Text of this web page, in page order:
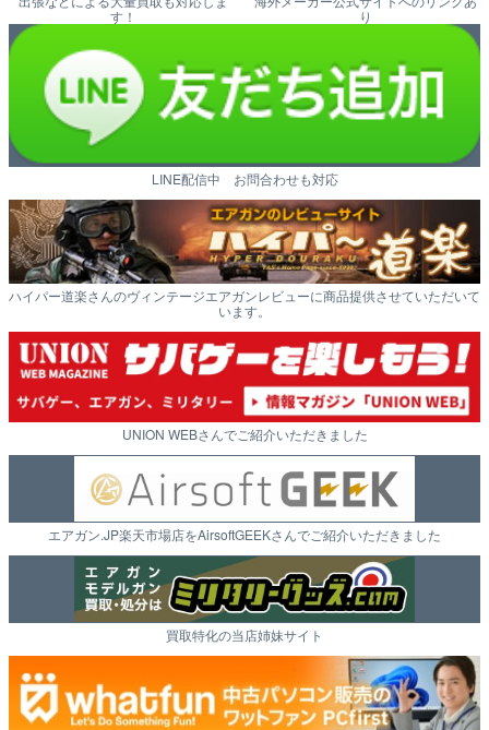
す！
り
LINE配信中 お問合わせも対応
ハイパー道楽さんのヴィンテージエアガンレビューに商品提供させていただいて
います。
UNION WEBさんでご紹介いただきました
エアガン.JP楽天市場店をAirsoftGEEKさんでご紹介いただきました
買取特化の当店姉妹サイト